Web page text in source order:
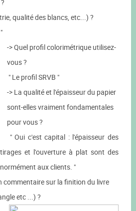
qualité des blancs, etc...) ?
-> Quel profil colorimétrique utilisez-
vous ?
" Le profil SRVB "
-> La qualité et l'épaisseur du papier
sont-elles vraiment fondamentales
pour vous ?
" Oui c'est capital : l'épaisseur des
et l'ouverture à plat sont des
aux clients. "
commentaire sur la finition du livre
etc ...) ?